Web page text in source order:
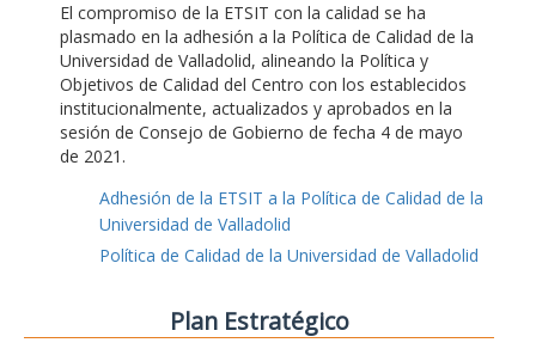
El compromiso de la ETSIT con la calidad se ha
plasmado en la adhesión a la Política de Calidad de la
Universidad de Valladolid, alineando la Política y
Objetivos de Calidad del Centro con los establecidos
institucionalmente, actualizados y aprobados en la
sesión de Consejo de Gobierno de fecha 4 de mayo
de 2021.
Adhesión de la ETSIT a la Política de Calidad de la
Universidad de Valladolid
Política de Calidad de la Universidad de Valladolid
Plan Estratégico